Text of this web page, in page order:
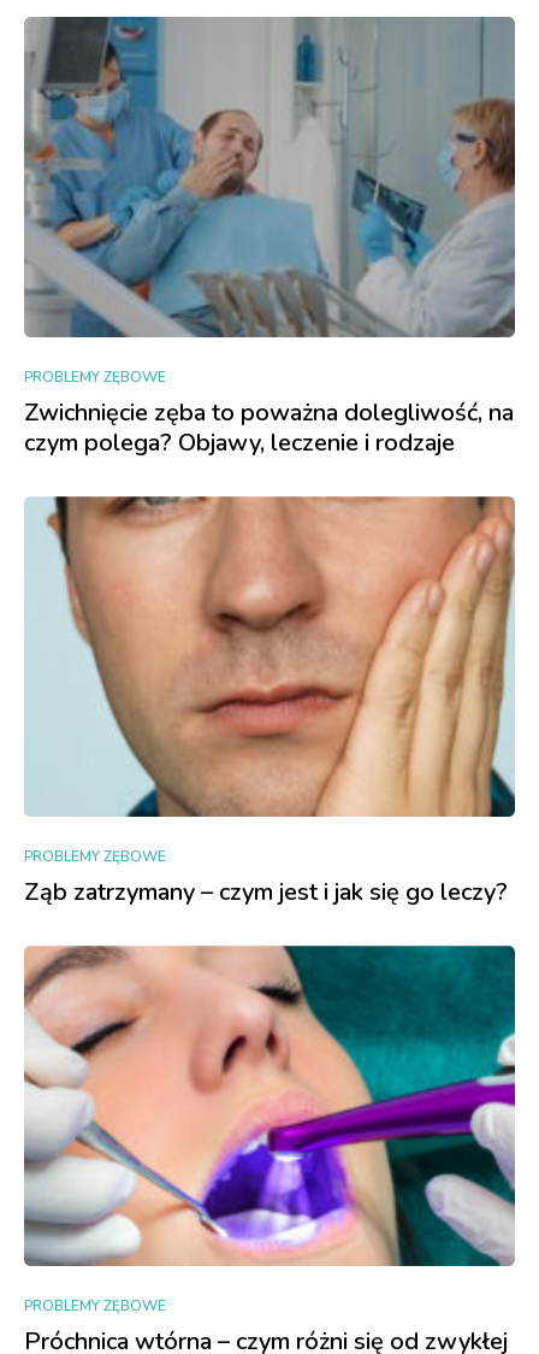
PROBLEMY ZĘBOWE
Zwichnięcie zęba to poważna dolegliwość, na
czym polega? Objawy, leczenie i rodzaje
PROBLEMY ZĘBOWE
Ząb zatrzymany – czym jest i jak się go leczy?
PROBLEMY ZĘBOWE
Próchnica wtórna – czym różni się od zwykłej